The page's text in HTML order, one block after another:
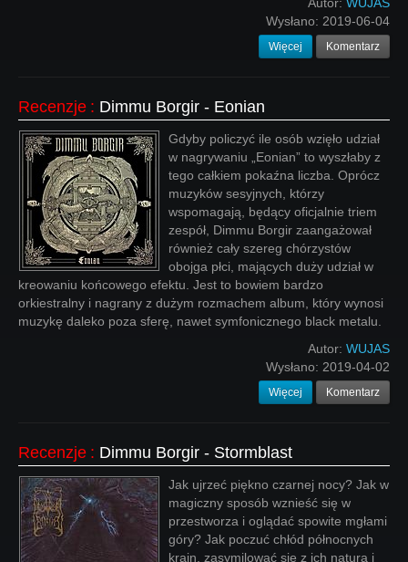
Wysłano: 2019-06-04
Więcej Komentarz
Recenzje : Dimmu Borgir - Eonian
Gdyby policzyć ile osób wzięło udział
w nagrywaniu „Eonian” to wyszłaby z
tego całkiem pokaźna liczba. Oprócz
muzyków sesyjnych, którzy
wspomagają, będący oficjalnie triem
zespół, Dimmu Borgir zaangażował
również cały szereg chórzystów
obojga płci, mających duży udział w
kreowaniu końcowego efektu. Jest to bowiem bardzo
orkiestralny i nagrany z dużym rozmachem album, który wynosi
muzykę daleko poza sferę, nawet symfonicznego black metalu.
Autor: WUJAS
Wysłano: 2019-04-02
Więcej Komentarz
Recenzje : Dimmu Borgir - Stormblast
Jak ujrzeć piękno czarnej nocy? Jak w
magiczny sposób wznieść się w
przestworza i oglądać spowite mgłami
góry? Jak poczuć chłód północnych
krain, zasymilować się z ich naturą i